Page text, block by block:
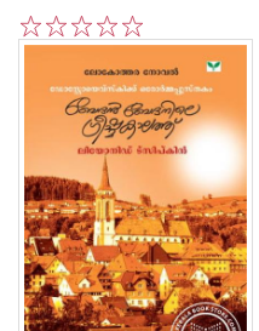
5
4
3
2
1